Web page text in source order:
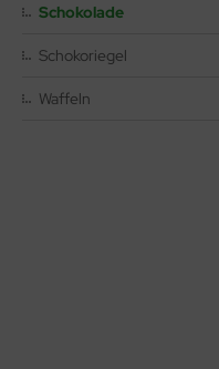
Schokolade
Schokoriegel
Waffeln